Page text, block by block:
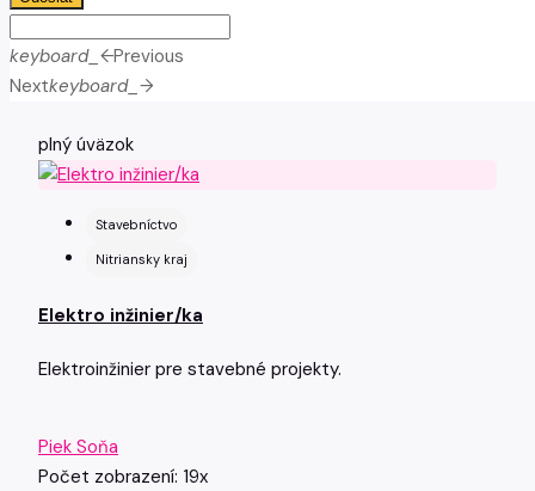
keyboard_arrow_leftPrevious
Nextkeyboard_arrow_right
plný úväzok
Stavebníctvo
Nitriansky kraj
Elektro inžinier/ka
Elektroinžinier pre stavebné projekty.
Piek Soňa
Počet zobrazení: 19x